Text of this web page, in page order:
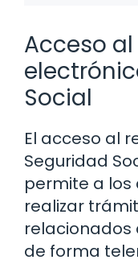
Acceso
Social
El acceso al
Seguridad
permite a
realizar
relacionados
de forma